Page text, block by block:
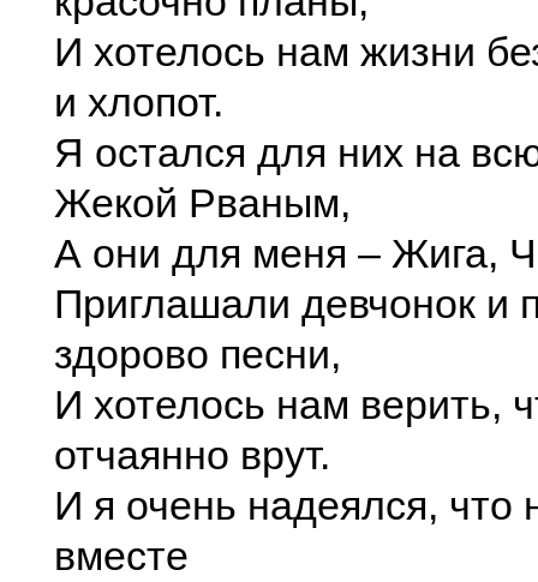
И хотелось нам жизни
и хлопот.
Я остался для них на
Жекой Рваным,
А они для меня – Жига,
Приглашали девчонок и
здорово песни,
И хотелось нам верить,
отчаянно врут.
И я очень надеялся, что
вместе